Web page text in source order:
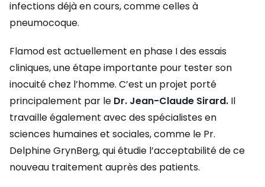
infections déjà en cours, comme celles à
pneumocoque.
Flamod est actuellement en phase I des essais
cliniques, une étape importante pour tester son
inocuité chez l’homme. C’est un projet porté
principalement par le Dr. Jean-Claude Sirard. Il
travaille également avec des spécialistes en
sciences humaines et sociales, comme le Pr.
Delphine GrynBerg, qui étudie l’acceptabilité de ce
nouveau traitement auprès des patients.